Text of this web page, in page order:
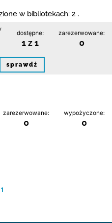
w bibliotekach: 2 .
dostępne:
1 z 1
zarezerwowane:
0
sprawdź
zarezerwowane:
0
wypożyczone:
0
1